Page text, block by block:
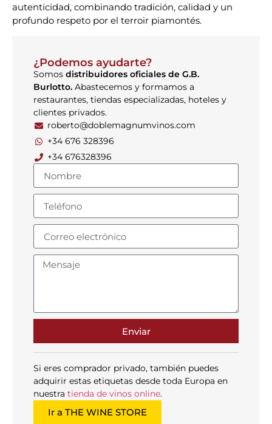
autenticidad, combinando tradición, calidad y un
profundo respeto por el terroir piamontés.
¿Podemos ayudarte?
Somos distribuidores oficiales de G.B.
Burlotto. Abastecemos y formamos a
restaurantes, tiendas especializadas, hoteles y
clientes privados.
roberto@doblemagnumvinos.com
+34 676 328396
+34 676328396
Enviar
Si eres comprador privado, también puedes
adquirir estas etiquetas desde toda Europa en
nuestra tienda de vinos online.
Ir a THE WINE STORE